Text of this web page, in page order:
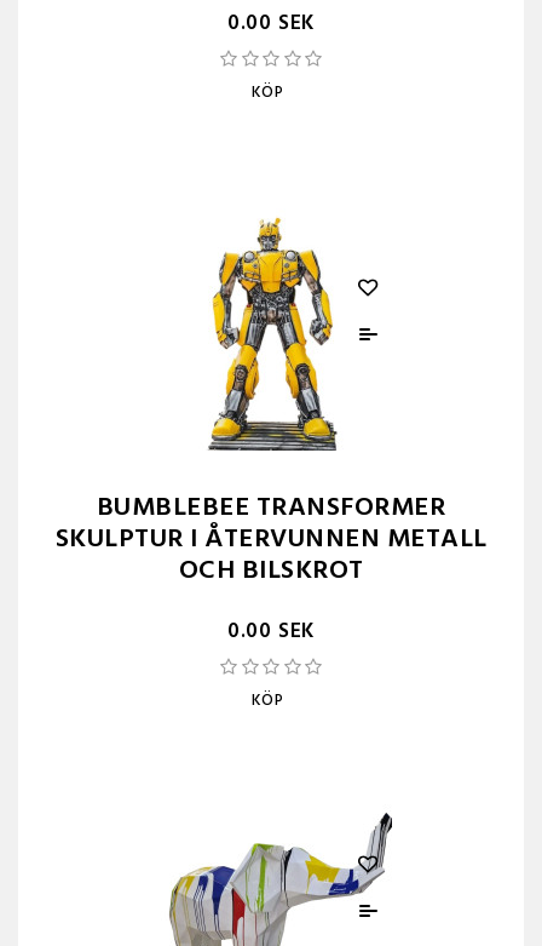
0.00 SEK
KÖP
BUMBLEBEE TRANSFORMER
SKULPTUR I ÅTERVUNNEN METALL
OCH BILSKROT
0.00 SEK
KÖP